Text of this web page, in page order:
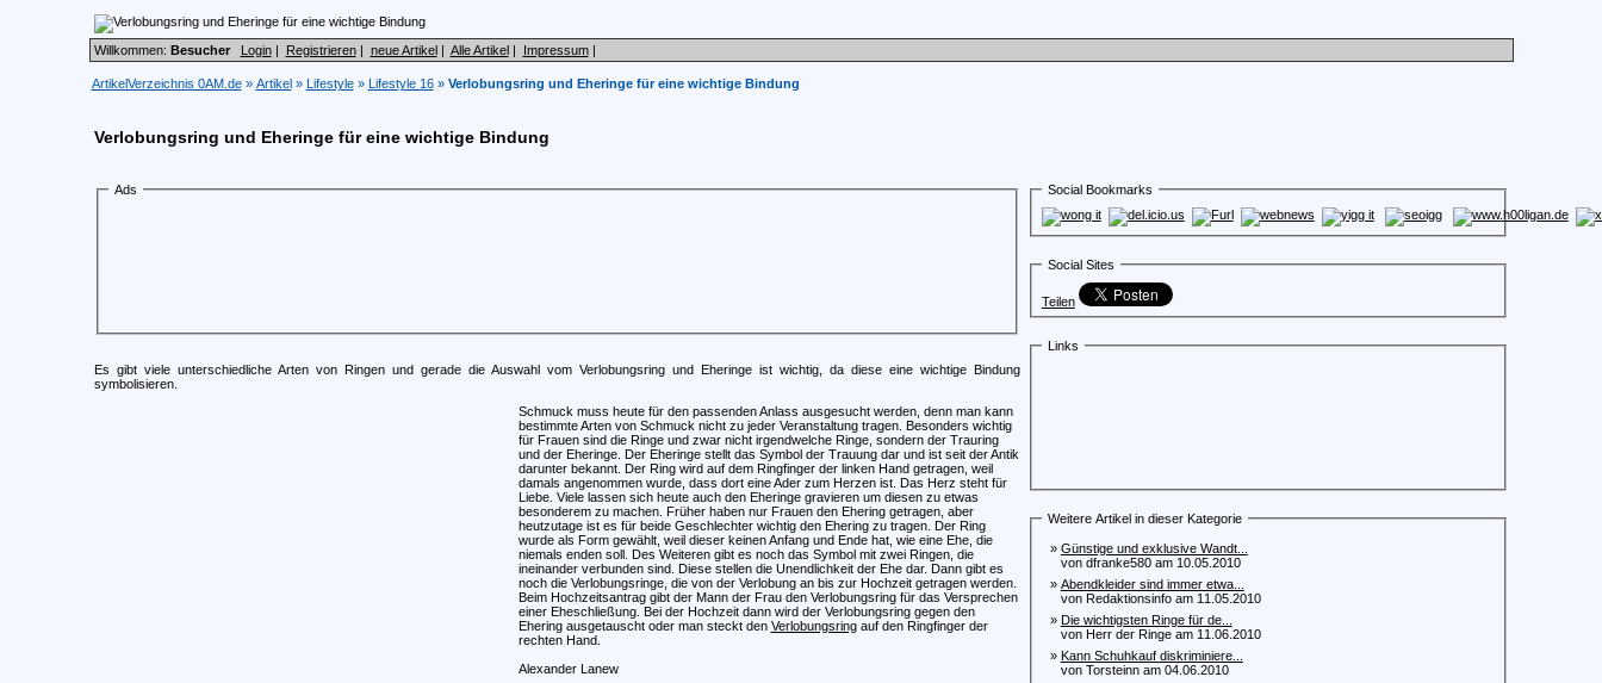
Willkommen: Besucher Login| Registrieren| neue Artikel| Alle Artikel| Impressum|
ArtikelVerzeichnis 0AM.de» Artikel» Lifestyle» Lifestyle 16» Verlobungsring und Eheringe für eine wichtige Bindung
Verlobungsring und Eheringe für eine wichtige Bindung
Ads
Es gibt viele unterschiedliche Arten von Ringen und gerade die Auswahl vom Verlobungsring und Eheringe ist wichtig, da diese eine wichtige Bindung
symbolisieren.
Schmuck muss heute für den passenden Anlass ausgesucht werden, denn man kann
bestimmte Arten von Schmuck nicht zu jeder Veranstaltung tragen. Besonders wichtig
für Frauen sind die Ringe und zwar nicht irgendwelche Ringe, sondern der Trauring
und der Eheringe. Der Eheringe stellt das Symbol der Trauung dar und ist seit der Antik
darunter bekannt. Der Ring wird auf dem Ringfinger der linken Hand getragen, weil
damals angenommen wurde, dass dort eine Ader zum Herzen ist. Das Herz steht für
Liebe. Viele lassen sich heute auch den Eheringe gravieren um diesen zu etwas
besonderem zu machen. Früher haben nur Frauen den Ehering getragen, aber
heutzutage ist es für beide Geschlechter wichtig den Ehering zu tragen. Der Ring
wurde als Form gewählt, weil dieser keinen Anfang und Ende hat, wie eine Ehe, die
niemals enden soll. Des Weiteren gibt es noch das Symbol mit zwei Ringen, die
ineinander verbunden sind. Diese stellen die Unendlichkeit der Ehe dar. Dann gibt es
noch die Verlobungsringe, die von der Verlobung an bis zur Hochzeit getragen werden.
Beim Hochzeitsantrag gibt der Mann der Frau den Verlobungsring für das Versprechen
einer Eheschließung. Bei der Hochzeit dann wird der Verlobungsring gegen den
Ehering ausgetauscht oder man steckt den Verlobungsringauf den Ringfinger der
rechten Hand.
Alexander Lanew
Social Bookmarks
Social Sites
Teilen
Links
Weitere Artikel in dieser Kategorie
» Günstige und exklusive Wandt...
von dfranke580 am 10.05.2010
» Abendkleider sind immer etwa...
von Redaktionsinfo am 11.05.2010
» Die wichtigsten Ringe für de...
von Herr der Ringe am 11.06.2010
» Kann Schuhkauf diskriminiere...
von Torsteinn am 04.06.2010